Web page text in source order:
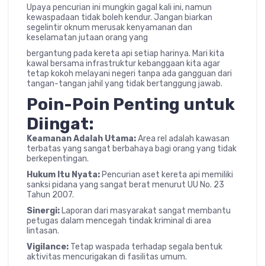
Upaya pencurian ini mungkin gagal kali ini, namun
kewaspadaan tidak boleh kendur. Jangan biarkan
segelintir oknum merusak kenyamanan dan
keselamatan jutaan orang yang
bergantung pada kereta api setiap harinya. Mari kita
kawal bersama infrastruktur kebanggaan kita agar
tetap kokoh melayani negeri tanpa ada gangguan dari
tangan-tangan jahil yang tidak bertanggung jawab.
Poin-Poin Penting untuk
Diingat:
Keamanan Adalah Utama:Area rel adalah kawasan
terbatas yang sangat berbahaya bagi orang yang tidak
berkepentingan.
Hukum Itu Nyata: Pencurian aset kereta api memiliki
sanksi pidana yang sangat berat menurut UU No. 23
Tahun 2007.
Sinergi: Laporan dari masyarakat sangat membantu
petugas dalam mencegah tindak kriminal di area
lintasan.
Vigilance: Tetap waspada terhadap segala bentuk
aktivitas mencurigakan di fasilitas umum.